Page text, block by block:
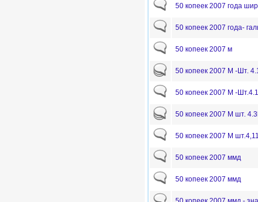
50 копеек 2007 года
50 копеек 2007 года-
50 копеек 2007 м
50 копеек 2007 М -Шт.
50 копеек 2007 М -
50 копеек 2007 М шт.
50 копеек 2007 М
50 копеек 2007 ммд
50 копеек 2007 ммд